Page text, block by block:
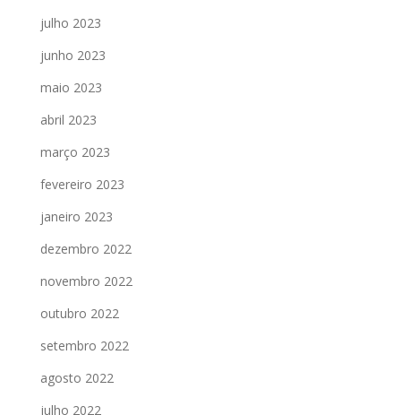
julho 2023
junho 2023
maio 2023
abril 2023
março 2023
fevereiro 2023
janeiro 2023
dezembro 2022
novembro 2022
outubro 2022
setembro 2022
agosto 2022
julho 2022